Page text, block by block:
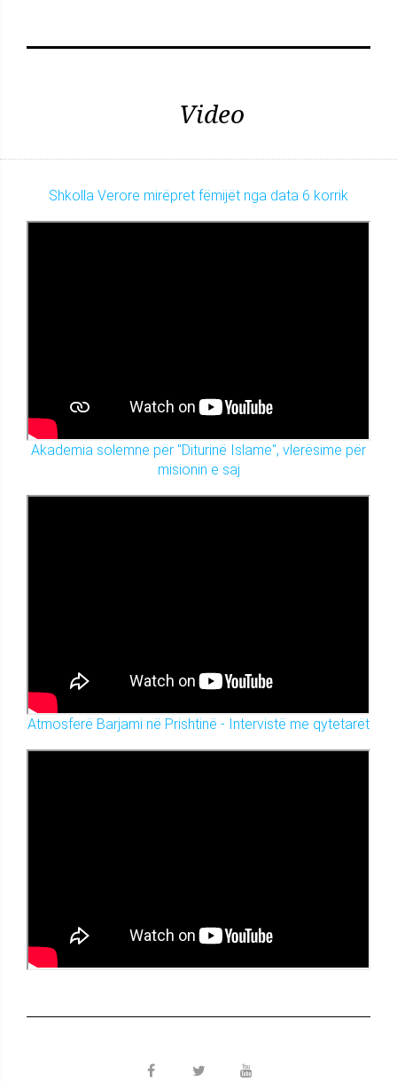
Video
Shkolla Verore mirëpret fëmijët nga data 6 korrik
Akademia solemne për "Diturinë Islame", vlerësime për
misionin e saj
Atmosferë Barjami në Prishtinë - Intervistë me qytetarët